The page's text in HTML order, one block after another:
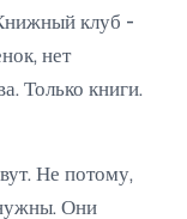
клуб -
нет
Только книги.
Не потому,
Они